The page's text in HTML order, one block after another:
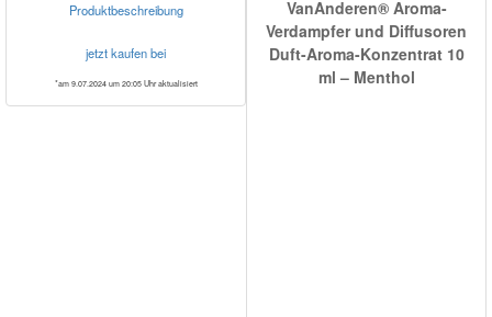
Produktbeschreibung
jetzt kaufen bei
*am 9.07.2024 um 20:05 Uhr aktualisiert
VanAnderen® Aroma-
Verdampfer und Diffusoren
Duft-Aroma-Konzentrat 10
ml – Menthol